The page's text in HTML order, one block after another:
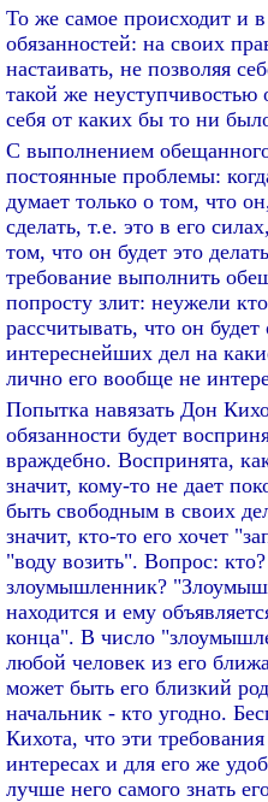
То же самое происходит и
обязанностей: на своих
настаивать, не позволяя
такой же неуступчивостью
себя от каких бы то ни
С выполнением
постоянные проблемы:
думает только о том, что
сделать, т.е. это в его
том, что он будет это
требование выполнить
попросту злит: неужели
рассчитывать, что он будет
интереснейших дел на
лично его вообще не
Попытка навязать Дон
обязанности будет
враждебно. Воспринята,
значит, кому-то не дает
быть свободным в своих
значит, кто-то его хочет
"воду возить". Вопрос:
злоумышленник?
находится и ему
конца". В число
любой человек из его
может быть его близкий
начальник - кто угодно.
Кихота, что эти
интересах и для его же
лучше него самого знать